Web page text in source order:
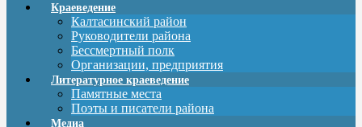
Краеведение
Калтасинский район
Руководители района
Бессмертный полк
Организации, предприятия
Литературное краеведение
Памятные места
Поэты и писатели района
Медиа